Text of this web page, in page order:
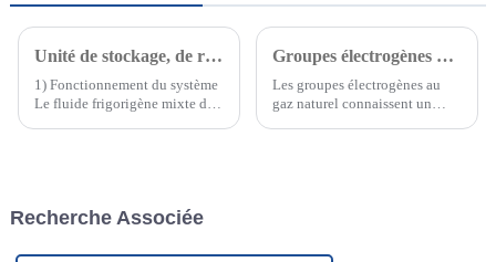
Unité de stockage, de récupération et de dosage de réfrigérant dans une petite usine de GNL
1) Fonctionnement du système
Le fluide frigorigène mixte de
réfrigérant...
Groupes électrogènes au gaz naturel Rongteng de 500 kW à 1 MW
Les groupes électrogènes au
gaz naturel connaissent un
Recherche Associée